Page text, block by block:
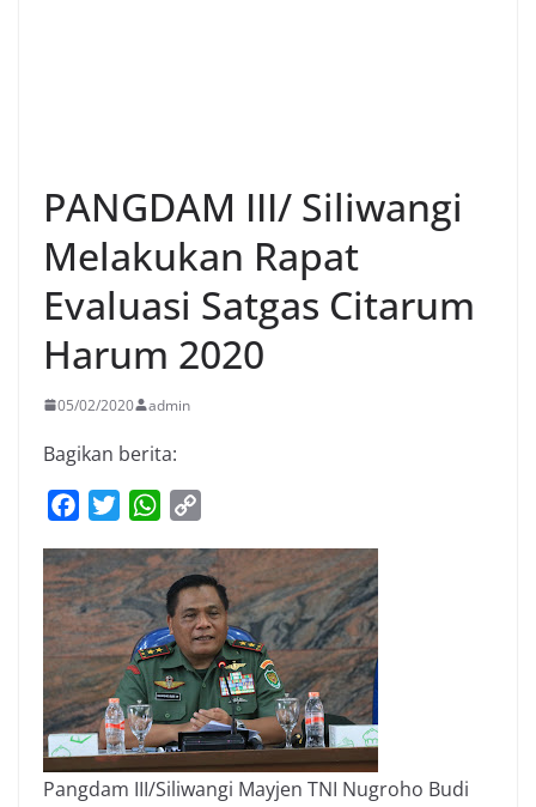
PANGDAM III/ Siliwangi
Melakukan Rapat
Evaluasi Satgas Citarum
Harum 2020
05/02/2020 admin
Bagikan berita:
c
e
b
o
o
k
i
t
t
e
r
W
a
t
s
A
p
p
p
y
L
i
n
k
Pangdam III/Siliwangi Mayjen TNI Nugroho Budi